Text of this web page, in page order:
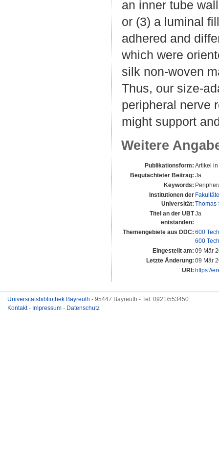
an inner tube
or (3) a luminal
adhered and
which were
silk non-woven
Thus, our size-
peripheral nerve
might support
Weitere
Publikationsform: Artikel
Begutachteter Beitrag: Ja
Keywords:
Institutionen der
Universität: Thomas
Titel an der UBT
entstanden:
Ja
Themengebiete aus DDC: 600
600
Eingestellt am: 09 Mär
Letzte Änderung: 09 Mär
URI: https://
Universitätsbibliothek Bayreuth - 95447 Bayreuth - Tel. 0921/553450
Kontakt- Impressum - Datenschutz